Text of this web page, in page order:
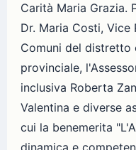
Carità Maria Grazia.
Dr. Maria Costi, Vice
Comuni del distretto
provinciale,
inclusiva Roberta
Valentina e diverse
cui la benemerita